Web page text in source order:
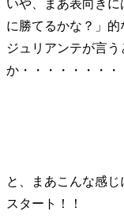
いや、まあ表向き
に勝てるかな？」的
ジュリアンテが言
か・・・・・・・・
と、まあこんな感じ
スタート！！